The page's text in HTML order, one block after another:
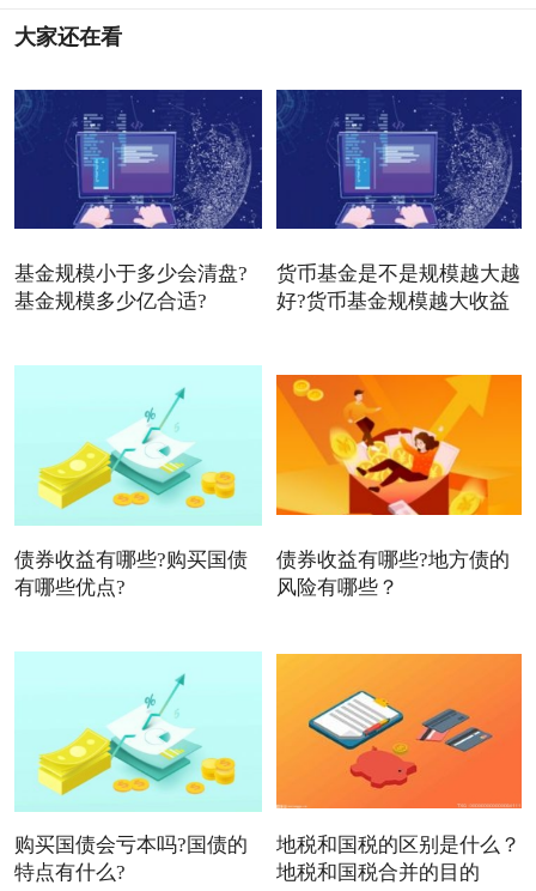
大家还在看
基金规模小于多少会清盘?
基金规模多少亿合适?
货币基金是不是规模越大越
好?货币基金规模越大收益
债券收益有哪些?购买国债
有哪些优点?
债券收益有哪些?地方债的
风险有哪些？
购买国债会亏本吗?国债的
特点有什么?
地税和国税的区别是什么？
地税和国税合并的目的